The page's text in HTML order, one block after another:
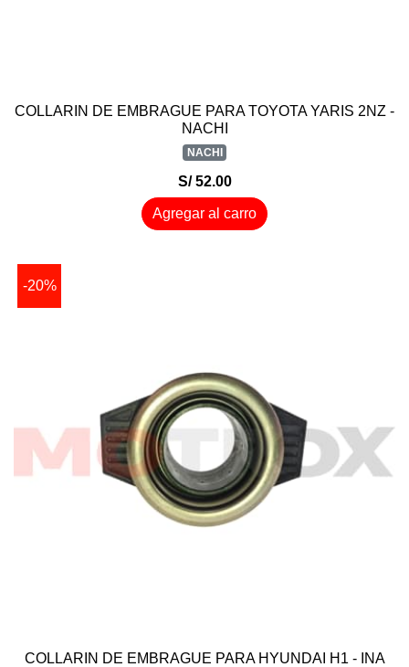
COLLARIN DE EMBRAGUE PARA TOYOTA YARIS 2NZ -
NACHI
NACHI
S/ 52.00
Agregar al carro
-20%
COLLARIN DE EMBRAGUE PARA HYUNDAI H1 - INA